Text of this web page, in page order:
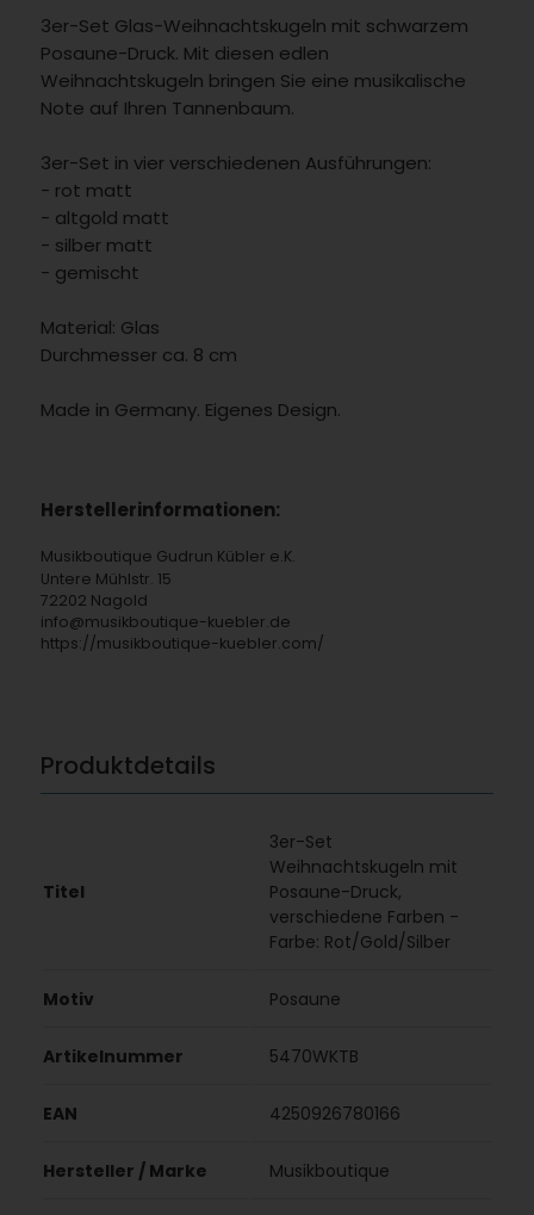
3er-Set Glas-Weihnachtskugeln mit schwarzem
Posaune-Druck. Mit diesen edlen
Weihnachtskugeln bringen Sie eine musikalische
Note auf Ihren Tannenbaum.
3er-Set in vier verschiedenen Ausführungen:
- rot matt
- altgold matt
- silber matt
- gemischt
Material: Glas
Durchmesser ca. 8 cm
Made in Germany. Eigenes Design.
Herstellerinformationen:
Musikboutique Gudrun Kübler e.K.
Untere Mühlstr. 15
72202 Nagold
info@musikboutique-kuebler.de
https://musikboutique-kuebler.com/
Produktdetails
Titel
3er-Set
Weihnachtskugeln mit
Posaune-Druck,
verschiedene Farben -
Farbe: Rot/Gold/Silber
Motiv Posaune
Artikelnummer 5470WKTB
EAN 4250926780166
Hersteller / Marke Musikboutique